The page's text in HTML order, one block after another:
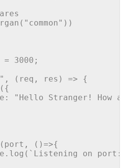
( "common" ))
= 3000 ;
, ( req, res ) => {
({
:
"Hello Stranger! How are
(port, ()=>{
. log ( `Listening on port: